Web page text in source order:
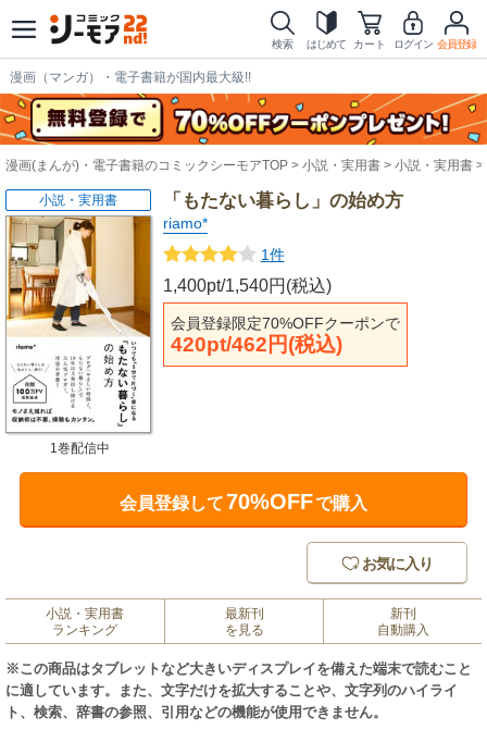
検索 はじめて カート ログイン 会員登録
漫画（マンガ）・電子書籍が国内最大級!!
漫画(まんが)・電子書籍のコミックシーモアTOP 小説・実用書 小説・実用書
「もたない暮らし」の始め方
riamo*
1件
1,400pt/1,540円(税込)
会員登録限定70%OFFクーポンで
420pt/462円(税込)
小説・実用書
1巻配信中
会員登録して70%OFFで購入
お気に入り
小説・実用書
ランキング
最新刊
を見る
新刊
自動購入
※この商品はタブレットなど大きいディスプレイを備えた端末で読むこと
に適しています。また、文字だけを拡大することや、文字列のハイライ
ト、検索、辞書の参照、引用などの機能が使用できません。